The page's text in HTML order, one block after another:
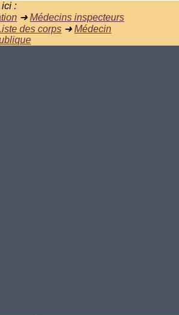
ici :
➜Médecins inspecteurs
des corps ➜Médecin